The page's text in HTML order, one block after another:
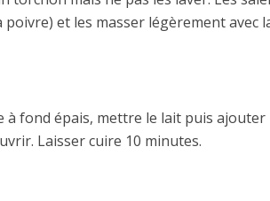
poivre) et les masser légèrement
à fond épais, mettre le lait puis
Laisser cuire 10 minutes.